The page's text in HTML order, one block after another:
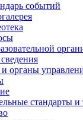
событий
органы
стандарты и